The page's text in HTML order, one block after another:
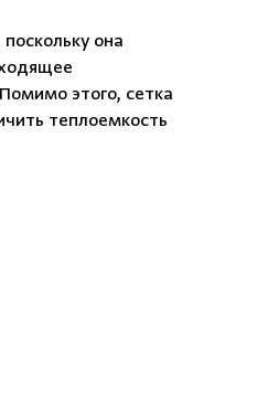
Лёдогенераторы
Пародушевые
Краны
она
этого, сетка
теплоемкость